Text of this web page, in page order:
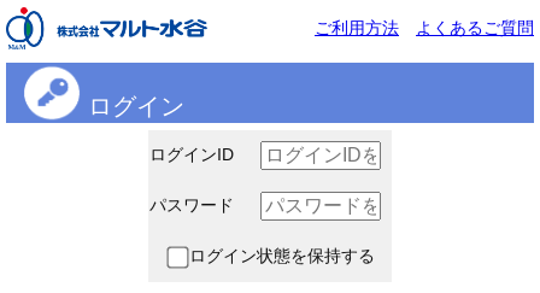
ご利用方法 よくあるご質問
ログイン
ログインID
パスワード
ログイン状態を保持する